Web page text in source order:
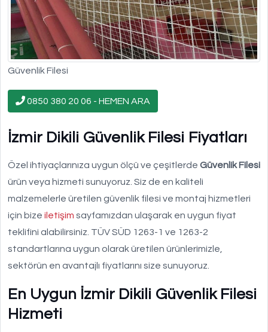
Güvenlik Filesi
0850 380 20 06 - HEMEN ARA
İzmir Dikili Güvenlik Filesi Fiyatları
Özel ihtiyaçlarınıza uygun ölçü ve çeşitlerde Güvenlik Filesi
ürün veya hizmeti sunuyoruz. Siz de en kaliteli
malzemelerle üretilen güvenlik filesi ve montaj hizmetleri
için bize iletişim sayfamızdan ulaşarak en uygun fiyat
teklifini alabilirsiniz. TÜV SÜD 1263-1 ve 1263-2
standartlarına uygun olarak üretilen ürünlerimizle,
sektörün en avantajlı fiyatlarını size sunuyoruz.
En Uygun İzmir Dikili Güvenlik Filesi
Hizmeti